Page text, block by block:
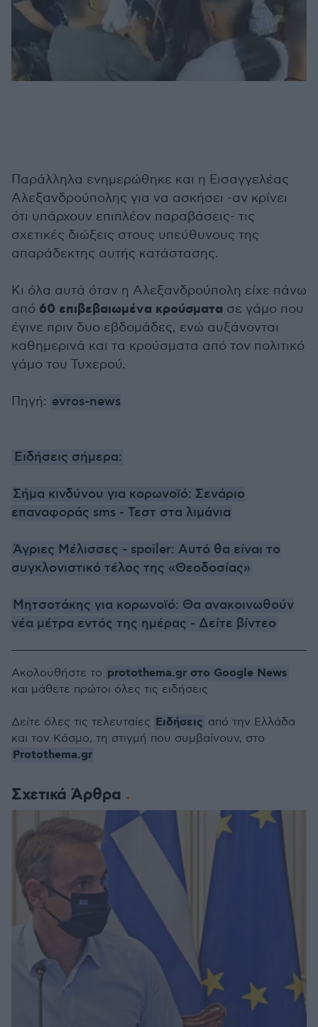
Παράλληλα ενημερώθηκε και η Εισαγγελέας
Αλεξανδρούπολης για να ασκήσει -αν κρίνει
ότι υπάρχουν επιπλέον παραβάσεις- τις
σχετικές διώξεις στους υπεύθυνους της
απαράδεκτης αυτής κατάστασης.
Κι όλα αυτά όταν η Αλεξανδρούπολη είχε πάνω
από 60 επιβεβαιωμένα κρούσματα σε γάμο που
έγινε πριν δυο εβδομάδες, ενώ αυξάνονται
καθημερινά και τα κρούσματα από τον πολιτικό
γάμο του Τυχερού.
Πηγή: evros-news
Ειδήσεις σήμερα:
Σήμα κινδύνου για κορωνοϊό: Σενάριο
επαναφοράς sms - Τεστ στα λιμάνια
Άγριες Μέλισσες - spoiler: Αυτό θα είναι το
συγκλονιστικό τέλος της «Θεοδοσίας»
Μητσοτάκης για κορωνοϊό: Θα ανακοινωθούν
νέα μέτρα εντός της ημέρας - Δείτε βίντεο
Σχετικά Άρθρα
Ακολουθήστε το protothema.gr στο Google News
και μάθετε πρώτοι όλες τις ειδήσεις
Δείτε όλες τις τελευταίες Ειδήσεις από την Ελλάδα
και τον Κόσμο, τη στιγμή που συμβαίνουν, στο
Protothema.gr